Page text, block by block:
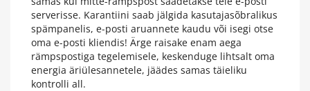
serverisse. Karantiini saab jälgida kasutajasõbralikus
spämpanelis, e-posti aruannete kaudu või isegi otse
oma e-posti kliendis! Ärge raisake enam aega
rämpspostiga tegelemisele, keskenduge lihtsalt oma
energia äriülesannetele, jäädes samas täieliku
kontrolli all.